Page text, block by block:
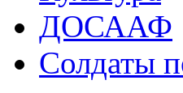
ДОСААФ
Солдаты